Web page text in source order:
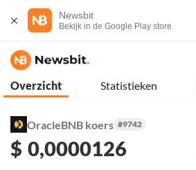
Newsbit
Bekijk in de Google Play store
Overzicht Statistieken
OracleBNB koers #9742
$ 0,0000126